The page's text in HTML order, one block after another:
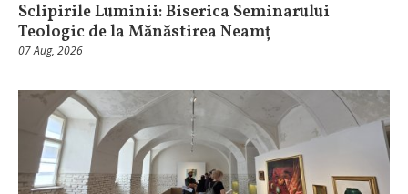
Sclipirile Luminii: Biserica Seminarului
Teologic de la Mănăstirea Neamț
07 Aug, 2026